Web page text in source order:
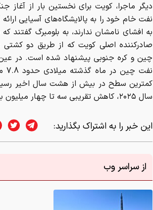
دیگر ماجرا، کویت برای نخستین بار از آغاز
نفت خام خود را به پالایشگاه‌های آسیایی
صادرکننده اصلی کویت که از طریق دو
چین و کره جنوبی پیشنهاد شده است. در
کمترین سطح در بیش از هشت سال اخیر
سال ۲۰۲۵، کاهش تقریبی سه تا چهار میلیون بشکه در روز را نشان می‌دهد.
این خبر را به اشتراک بگذارید:
از سراسر وب